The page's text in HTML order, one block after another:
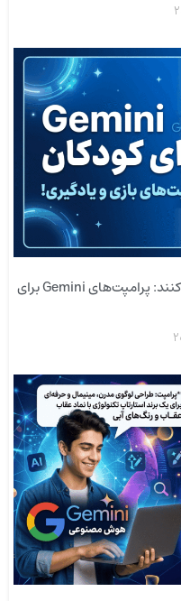
وقتی بچه‌ها با هوش مصنوعی بازی می‌کنند: پرامپت‌های Gemini برای